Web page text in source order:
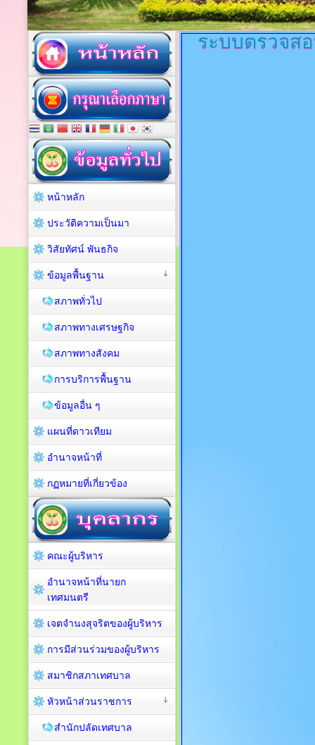
ระบบตรวจส
หน้าหลัก
ประวัติความเป็นมา
วิสัยทัศน์ พันธกิจ
ข้อมูลพื้นฐาน
สภาพทั่วไป
สภาพทางเศรษฐกิจ
สภาพทางสังคม
การบริการพื้นฐาน
ข้อมูลอื่น ๆ
แผนที่ดาวเทียม
อำนาจหน้าที่
กฏหมายที่เกี่ยวข้อง
คณะผู้บริหาร
อำนาจหน้าที่นายก
เทศมนตรี
เจตจำนงสุจริตของผู้บริหาร
การมีส่วนร่วมของผู้บริหาร
สมาชิกสภาเทศบาล
หัวหน้าส่วนราชการ
สำนักปลัดเทศบาล